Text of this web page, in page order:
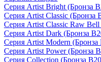
Серия Artist Bright (Бронза
Серия Artist Classic (Бронза
Серия Artist Classic Raw
Серия Artist Dark (Бронза
Серия Artist Modern (Бронза
Серия Artist Power (Бронза
Серия Collection (Бронза